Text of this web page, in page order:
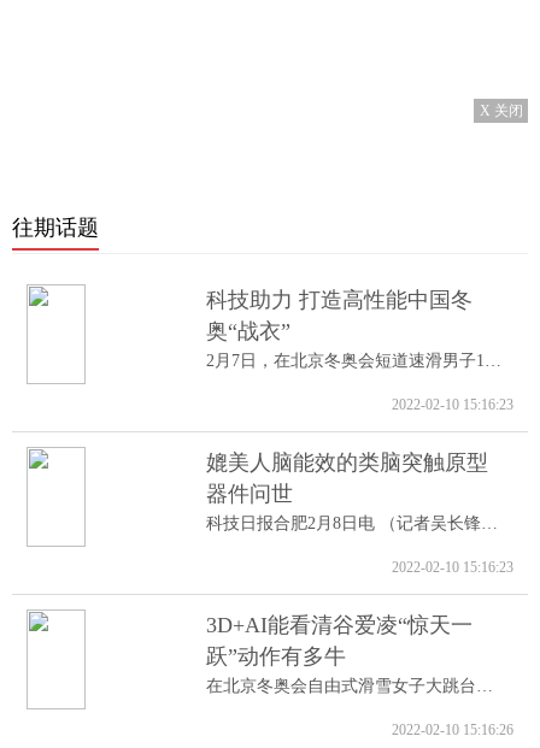
X 关闭
往期话题
科技助力 打造高性能中国冬
奥“战衣”
2022-02-10 15:16:23
媲美人脑能效的类脑突触原型
器件问世
2022-02-10 15:16:23
3D+AI能看清谷爱凌“惊天一
跃”动作有多牛
2022-02-10 15:16:26